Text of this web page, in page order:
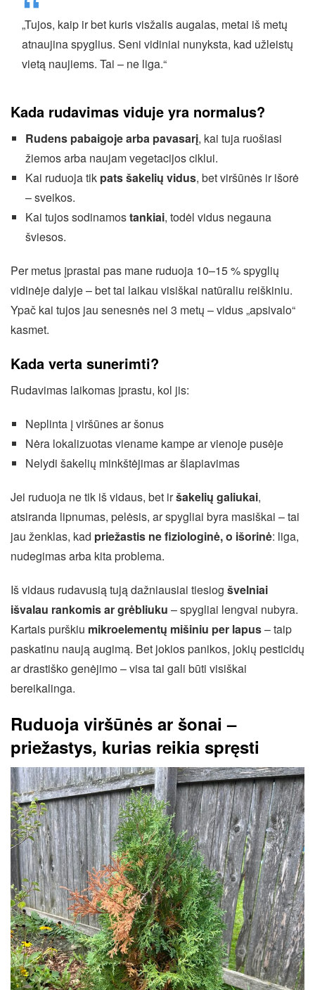
„Tujos, kaip ir bet kuris visžalis augalas, metai iš metų
atnaujina spyglius. Seni vidiniai nunyksta, kad užleistų
vietą naujiems. Tai – ne liga.“
Kada rudavimas viduje yra normalus?
Rudens pabaigoje arba pavasarį, kai tuja ruošiasi
žiemos arba naujam vegetacijos ciklui.
Kai ruduoja tik pats šakelių vidus, bet viršūnės ir išorė
– sveikos.
Kai tujos sodinamostankiai, todėl vidus negauna
šviesos.
Per metus įprastai pas mane ruduoja 10–15 % spyglių
vidinėje dalyje – bet tai laikau visiškai natūraliu reiškiniu.
Ypač kai tujos jau senesnės nei 3 metų – vidus „apsivalo“
kasmet.
Kada verta sunerimti?
Rudavimas laikomas įprastu, kol jis:
Neplinta į viršūnes ar šonus
Nėra lokalizuotas viename kampe ar vienoje pusėje
Nelydi šakelių minkštėjimas ar šlapiavimas
Jei ruduoja ne tik iš vidaus, bet iršakelių galiukai,
atsiranda lipnumas, pelėsis, ar spygliai byra masiškai – tai
jau ženklas, kad priežastis ne fiziologinė, o išorinė: liga,
nudegimas arba kita problema.
Iš vidaus rudavusią tują dažniausiai tiesiog švelniai
išvalau rankomis ar grėbliuku – spygliai lengvai nubyra.
Kartais purškiu mikroelementų mišiniu per lapus– taip
paskatinu naują augimą. Bet jokios panikos, jokių pesticidų
ar drastiško genėjimo – visa tai gali būti visiškai
bereikalinga.
Ruduoja viršūnės ar šonai –
priežastys, kurias reikia spręsti